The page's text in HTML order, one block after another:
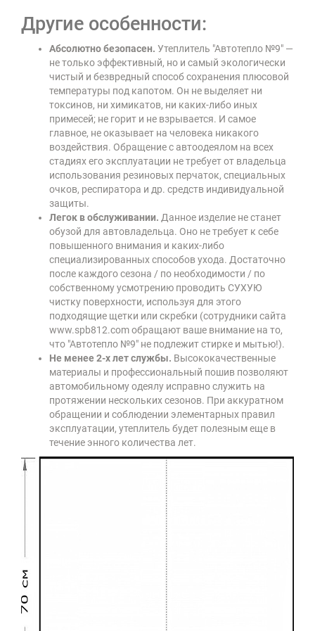
Другие особенности:
Абсолютно безопасен. Утеплитель "Автотепло №9" —
не только эффективный, но и самый экологически
чистый и безвредный способ сохранения плюсовой
температуры под капотом. Он не выделяет ни
токсинов, ни химикатов, ни каких-либо иных
примесей; не горит и не взрывается. И самое
главное, не оказывает на человека никакого
воздействия. Обращение с автоодеялом на всех
стадиях его эксплуатации не требует от владельца
использования резиновых перчаток, специальных
очков, респиратора и др. средств индивидуальной
защиты.
Легок в обслуживании. Данное изделие не станет
обузой для автовладельца. Оно не требует к себе
повышенного внимания и каких-либо
специализированных способов ухода. Достаточно
после каждого сезона / по необходимости / по
собственному усмотрению проводить СУХУЮ
чистку поверхности, используя для этого
подходящие щетки или скребки (сотрудники сайта
www.spb812.com обращают ваше внимание на то,
что "Автотепло №9" не подлежит стирке и мытью!).
Не менее 2-х лет службы. Высококачественные
материалы и профессиональный пошив позволяют
автомобильному одеялу исправно служить на
протяжении нескольких сезонов. При аккуратном
обращении и соблюдении элементарных правил
эксплуатации, утеплитель будет полезным еще в
течение энного количества лет.